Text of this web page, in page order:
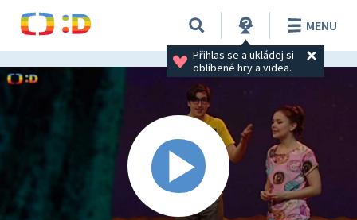
Přihlas se a ukládej si
oblíbené hry a videa.
MENU